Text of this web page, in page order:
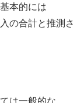
本的には
の合計と推測さ